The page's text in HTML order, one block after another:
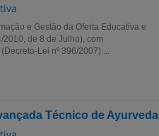
e Gestão da Oferta Educativa e
2010, de 8 de Julho), com
Lei nº 396/2007)....
Técnico de Ayurveda